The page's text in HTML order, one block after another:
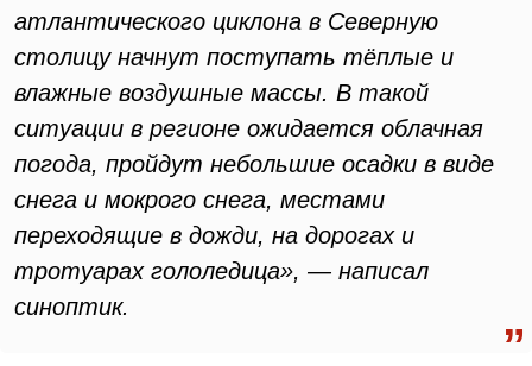
атлантического циклона в Северную
столицу начнут поступать тёплые и
влажные воздушные массы. В такой
ситуации в регионе ожидается облачная
погода, пройдут небольшие осадки в виде
снега и мокрого снега, местами
переходящие в дожди, на дорогах и
тротуарах гололедица», — написал
синоптик.